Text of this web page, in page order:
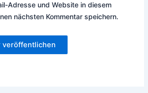
Adresse und Website in diesem
nächsten Kommentar speichern.